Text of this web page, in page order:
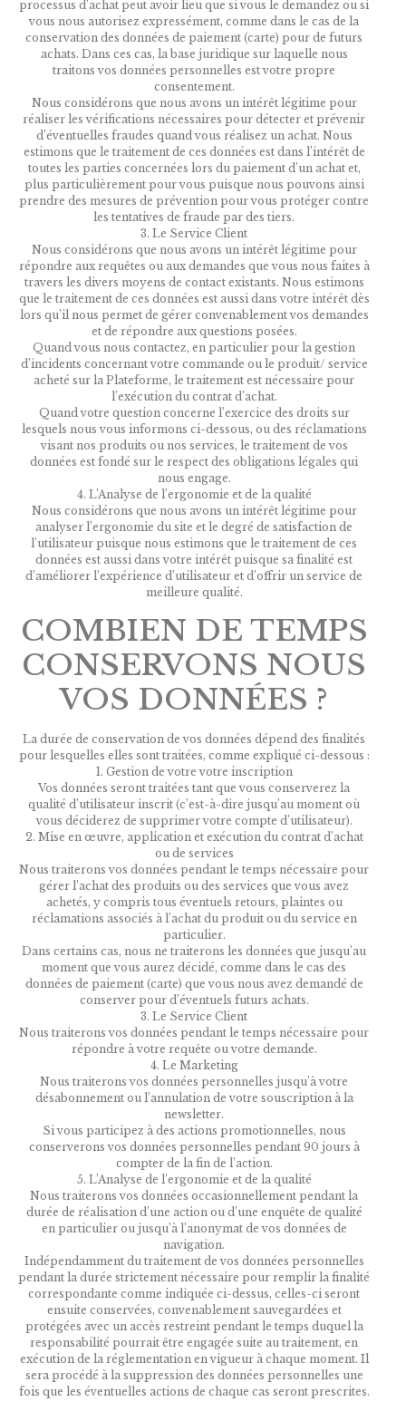
processus d’achat peut avoir lieu que si vous le demandez ou si
vous nous autorisez expressément, comme dans le cas de la
conservation des données de paiement (carte) pour de futurs
achats. Dans ces cas, la base juridique sur laquelle nous
traitons vos données personnelles est votre propre
consentement.
Nous considérons que nous avons un intérêt légitime pour
réaliser les vérifications nécessaires pour détecter et prévenir
d’éventuelles fraudes quand vous réalisez un achat. Nous
estimons que le traitement de ces données est dans l’intérêt de
toutes les parties concernées lors du paiement d’un achat et,
plus particulièrement pour vous puisque nous pouvons ainsi
prendre des mesures de prévention pour vous protéger contre
les tentatives de fraude par des tiers.
3. Le Service Client
Nous considérons que nous avons un intérêt légitime pour
répondre aux requêtes ou aux demandes que vous nous faites à
travers les divers moyens de contact existants. Nous estimons
que le traitement de ces données est aussi dans votre intérêt dès
lors qu’il nous permet de gérer convenablement vos demandes
et de répondre aux questions posées.
Quand vous nous contactez, en particulier pour la gestion
d’incidents concernant votre commande ou le produit/ service
acheté sur la Plateforme, le traitement est nécessaire pour
l’exécution du contrat d’achat.
Quand votre question concerne l’exercice des droits sur
lesquels nous vous informons ci-dessous, ou des réclamations
visant nos produits ou nos services, le traitement de vos
données est fondé sur le respect des obligations légales qui
nous engage.
4. L’Analyse de l’ergonomie et de la qualité
Nous considérons que nous avons un intérêt légitime pour
analyser l’ergonomie du site et le degré de satisfaction de
l’utilisateur puisque nous estimons que le traitement de ces
données est aussi dans votre intérêt puisque sa finalité est
d’améliorer l’expérience d’utilisateur et d’offrir un service de
meilleure qualité.
COMBIEN DE TEMPS
CONSERVONS NOUS
VOS DONNÉES ?
La durée de conservation de vos données dépend des finalités
pour lesquelles elles sont traitées, comme expliqué ci-dessous :
1. Gestion de votre votre inscription
Vos données seront traitées tant que vous conserverez la
qualité d’utilisateur inscrit (c’est-à-dire jusqu’au moment où
vous déciderez de supprimer votre compte d’utilisateur).
2. Mise en œuvre, application et exécution du contrat d’achat
ou de services
Nous traiterons vos données pendant le temps nécessaire pour
gérer l’achat des produits ou des services que vous avez
achetés, y compris tous éventuels retours, plaintes ou
réclamations associés à l’achat du produit ou du service en
particulier.
Dans certains cas, nous ne traiterons les données que jusqu’au
moment que vous aurez décidé, comme dans le cas des
données de paiement (carte) que vous nous avez demandé de
conserver pour d’éventuels futurs achats.
3. Le Service Client
Nous traiterons vos données pendant le temps nécessaire pour
répondre à votre requête ou votre demande.
4. Le Marketing
Nous traiterons vos données personnelles jusqu’à votre
désabonnement ou l’annulation de votre souscription à la
newsletter.
Si vous participez à des actions promotionnelles, nous
conserverons vos données personnelles pendant 90 jours à
compter de la fin de l’action.
5. L’Analyse de l’ergonomie et de la qualité
Nous traiterons vos données occasionnellement pendant la
durée de réalisation d’une action ou d’une enquête de qualité
en particulier ou jusqu’à l’anonymat de vos données de
navigation.
Indépendamment du traitement de vos données personnelles
pendant la durée strictement nécessaire pour remplir la finalité
correspondante comme indiquée ci-dessus, celles-ci seront
ensuite conservées, convenablement sauvegardées et
protégées avec un accès restreint pendant le temps duquel la
responsabilité pourrait être engagée suite au traitement, en
exécution de la réglementation en vigueur à chaque moment. Il
sera procédé à la suppression des données personnelles une
fois que les éventuelles actions de chaque cas seront prescrites.